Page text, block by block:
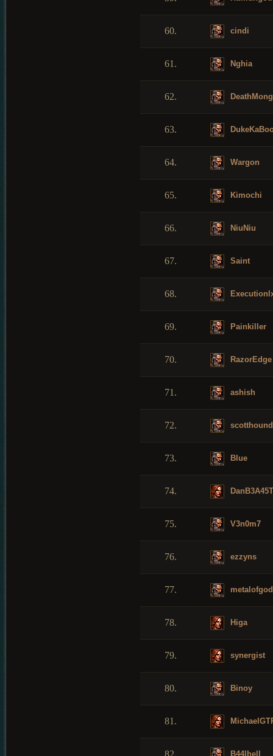
60. cindi
61. Nghia
62.
63.
64. Wargon
65. Kimochi
66. NiuNiu
67. Saint
68.
69. Painkiller
70. RazorEdge
71. ashish
72. scotthound
73. Blue
74. DanB3A45T
75. V3n0m7
76. ezzyns
77. metalofgod
78. Higa
79. synergist
80. Binoy
81.
82. B44lhell